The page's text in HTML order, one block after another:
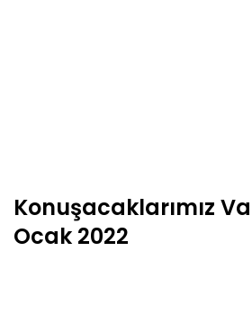
Konuşacaklarımız
Ocak 2022